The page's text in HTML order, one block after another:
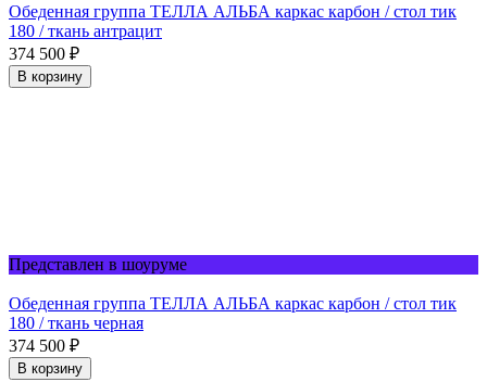
Обеденная группа ТЕЛЛА АЛЬБА каркас карбон / стол тик
180 / ткань антрацит
374 500 ₽
В корзину
Представлен в шоуруме
Обеденная группа ТЕЛЛА АЛЬБА каркас карбон / стол тик
180 / ткань черная
374 500 ₽
В корзину